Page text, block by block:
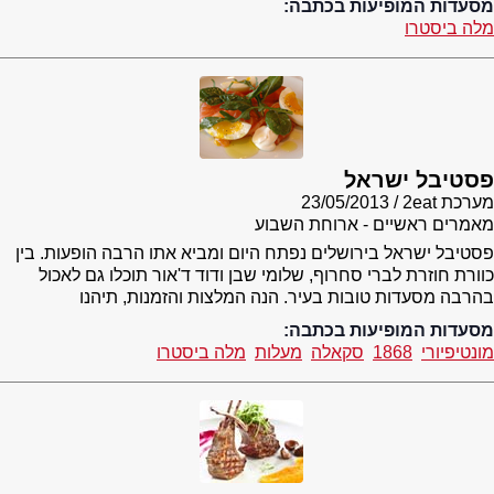
מסעדות המופיעות בכתבה:
מלה ביסטרו
פסטיבל ישראל
מערכת 2eat
23/05/2013
מאמרים ראשיים - ארוחת השבוע
פסטיבל ישראל בירושלים נפתח היום ומביא אתו הרבה הופעות. בין
כוורת חוזרת לברי סחרוף, שלומי שבן ודוד ד'אור תוכלו גם לאכול
בהרבה מסעדות טובות בעיר. הנה המלצות והזמנות, תיהנו
מסעדות המופיעות בכתבה:
מונטיפיורי 1868 סקאלה מעלות מלה ביסטרו